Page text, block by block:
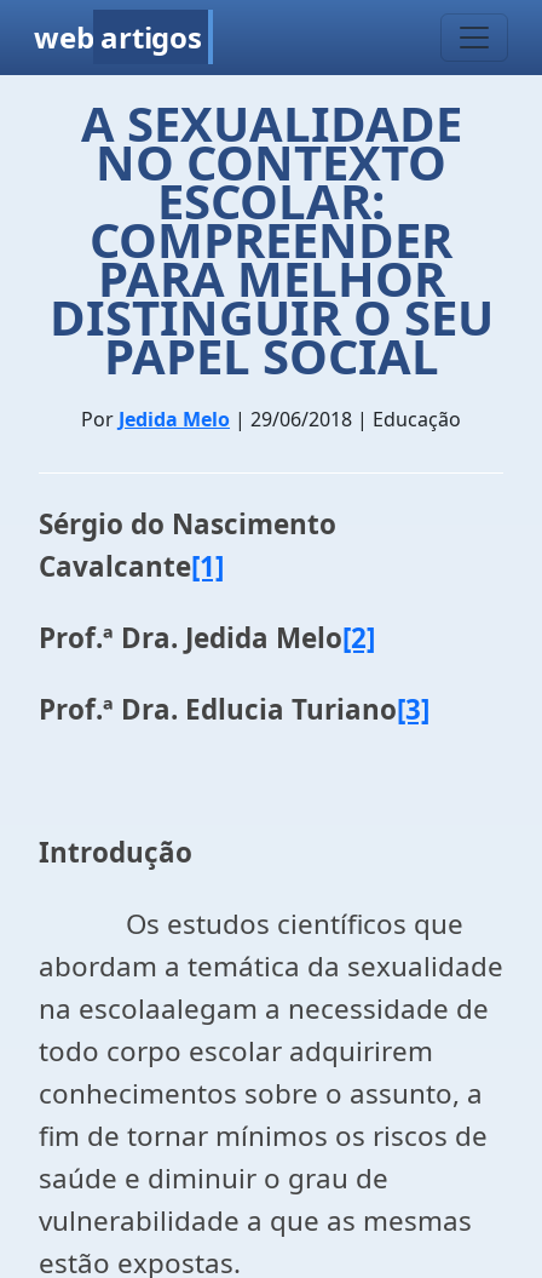
web artigos
A SEXUALIDADE
NO CONTEXTO
ESCOLAR:
COMPREENDER
PARA MELHOR
DISTINGUIR O SEU
PAPEL SOCIAL
Por Jedida Melo | 29/06/2018 | Educação
Sérgio do Nascimento
Cavalcante[1]
Prof.ª Dra. Jedida Melo[2]
Prof.ª Dra. Edlucia Turiano[3]
Introdução
Os estudos científicos que
abordam a temática da sexualidade
na escolaalegam a necessidade de
todo corpo escolar adquirirem
conhecimentos sobre o assunto, a
fim de tornar mínimos os riscos de
saúde e diminuir o grau de
vulnerabilidade a que as mesmas
estão expostas.